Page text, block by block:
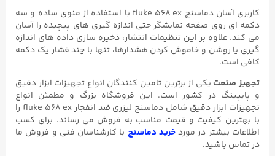
کاربری آسان دماسنج fluke ۵۶۸ ex با استفاده از منوی ساده و سه
دکمه ای روی صفحه نمایشگر حتی اندازه گیری های پیچیده را آسان
می کند. علاوه بر این تنظیمات انتشار، ذخیره سازی داده های اندازه
گیری یا روشن و خاموش کردن هشدارها، تنها با چند فشار یک دکمه
کافی است.
تجهیز صنعت یکی از برترین تامین کنندگان انواع تجهیزات ابزار دقیق
و پایپینگ در کشور است. این فروشگاه بزرگ و مطمئن انواع
تجهیزات ابزار دقیق شامل دماسنج لیزری ضد انفجار fluke ۵۶۸ ex را
با بهترین کیفیت و قیمت مناسب به فروش می رساند. برای کسب
اطلاعات بیشتر در موردخرید دماسنج با کارشناسان فنی و فروش ما
در تماس باشید.